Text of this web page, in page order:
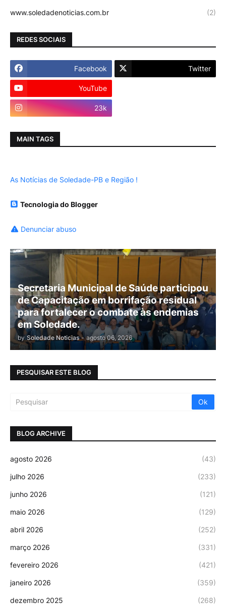
www.soledadenoticias.com.br (2)
REDES SOCIAIS
Facebook Twitter
YouTube
23k
MAIN TAGS
As Notícias de Soledade-PB e Região !
Tecnologia do Blogger
Denunciar abuso
Secretaria Municipal de Saúde participou
de Capacitação em borrifação residual
para fortalecer o combate às endemias
em Soledade.
by Soledade Noticias - agosto 06, 2026
PESQUISAR ESTE BLOG
BLOG ARCHIVE
agosto 2026 (43)
julho 2026 (233)
junho 2026 (121)
maio 2026 (129)
abril 2026 (252)
março 2026 (331)
fevereiro 2026 (421)
janeiro 2026 (359)
dezembro 2025 (268)